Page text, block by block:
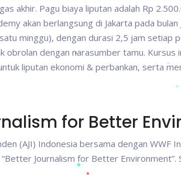
akhir. Pagu biaya liputan adalah Rp
akan berlangsung di Jakarta pada
minggu), dengan durasi 2,5 jam setiap
obrolan dengan narasumber tamu.
liputan ekonomi & perbankan, serta
for Better
(AJI) Indonesia bersama dengan WWF
Journalism for Better